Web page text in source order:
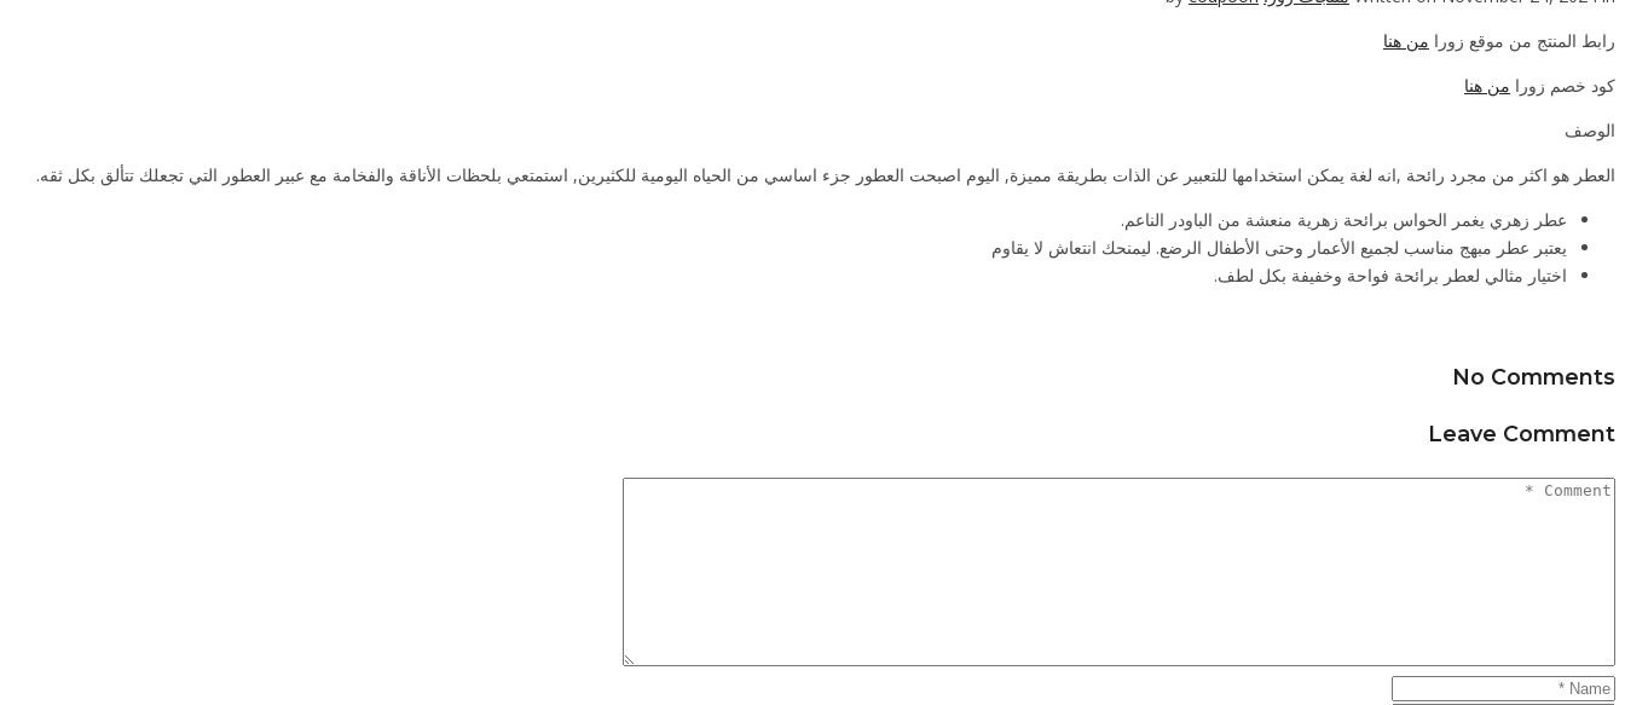
رابط المنتج من موقع زورا من هنا
كود خصم زورا من هنا
الوصف
العطر هو اكثر من مجرد رائحة ,انه لغة يمكن استخدامها للتعبير عن الذات بطريقة مميزة, اليوم اصبحت العطور جزء اساسي من الحياه اليومية للكثيرين, استمتعي بلحظات الأناقة والفخامة مع عبير العطور التي تجعلك تتألق بكل ثقه.
عطر زهري يغمر الحواس برائحة زهرية منعشة من الباودر الناعم.
يعتبر عطر مبهج مناسب لجميع الأعمار وحتى الأطفال الرضع. ليمنحك انتعاش لا يقاوم
اختيار مثالي لعطر برائحة فواحة وخفيفة بكل لطف.
No Comments
Leave Comment